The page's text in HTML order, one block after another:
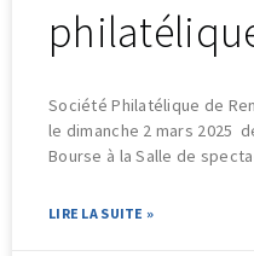
Société Philatélique de
le dimanche 2 mars 2025
Bourse à la Salle de
LIRE LA SUITE »